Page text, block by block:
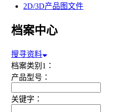
2D/3D产品图文件
档案中心
搜寻资料
档案类别1：
产品型号：
关键字：